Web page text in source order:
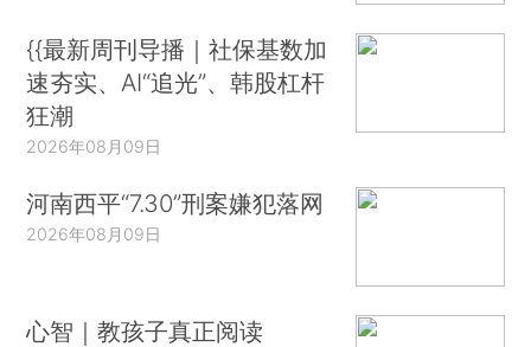
{{最新周刊导播｜社保基数加
速夯实、AI“追光”、韩股杠杆
狂潮
2026年08月09日
河南西平“7.30”刑案嫌犯落网
2026年08月09日
心智｜教孩子真正阅读